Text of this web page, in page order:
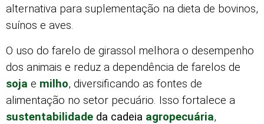
alternativa para suplementação na dieta de bovinos,
suínos e aves.
O uso do farelo de girassol melhora o desempenho
dos animais e reduz a dependência de farelos de
soja e milho, diversificando as fontes de
alimentação no setor pecuário. Isso fortalece a
sustentabilidade da cadeia agropecuária,